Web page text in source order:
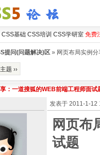
CSS基础 CSS培训 CSS学研室 免费
提问(问题解决)区» 网页布局实例分
题 ››
：一道搜狐的WEB前端工程师面试
发表于 2011-1-12
网页布
试题